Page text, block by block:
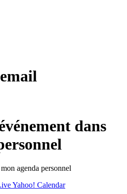
dans
agenda personnel
Yahoo! Calendar